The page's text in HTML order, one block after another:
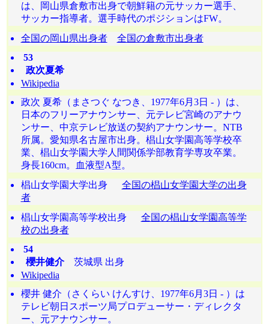
は、岡山県倉敷市出身で朝鮮籍の元サッカー選手、
サッカー指導者。選手時代のポジションはFW。
全国の岡山県出身者
全国の倉敷市出身者
53
政次夏希
Wikipedia
政次 夏希（まさつぐ なつき、1977年6月3日 - ）は、
日本のフリーアナウンサー、元テレビ宮崎のアナウ
ンサー、中京テレビ放送の契約アナウンサー。NTB
所属。愛知県名古屋市出身。椙山女学園高等学校卒
業、椙山女学園大学人間関係学部教育学専攻卒業。
身長160cm。血液型A型。
椙山女学園大学出身 全国の椙山女学園大学の出身
者
椙山女学園高等学校出身 全国の椙山女学園高等学
校の出身者
54
櫻井健介茨城県 出身
Wikipedia
櫻井 健介（さくらい けんすけ、1977年6月3日 - ）は
テレビ朝日スポーツ局プロデューサー・ディレクタ
ー、元アナウンサー。